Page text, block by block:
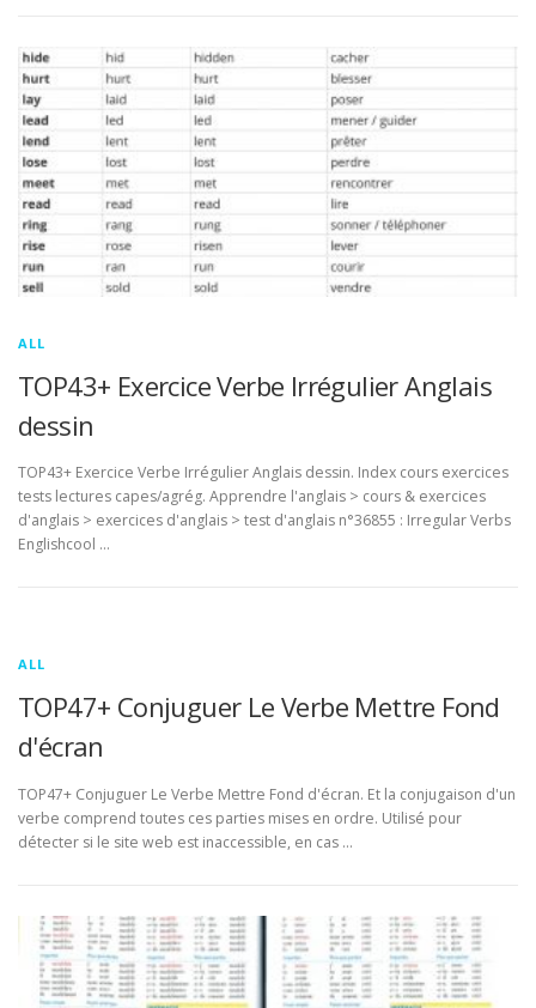
ALL
TOP43+ Exercice Verbe Irrégulier Anglais
dessin
TOP43+ Exercice Verbe Irrégulier Anglais dessin. Index cours exercices
tests lectures capes/agrég. Apprendre l'anglais > cours & exercices
d'anglais > exercices d'anglais > test d'anglais n°36855 : Irregular Verbs
Englishcool …
ALL
TOP47+ Conjuguer Le Verbe Mettre Fond
d'écran
TOP47+ Conjuguer Le Verbe Mettre Fond d'écran. Et la conjugaison d'un
verbe comprend toutes ces parties mises en ordre. Utilisé pour
détecter si le site web est inaccessible, en cas …